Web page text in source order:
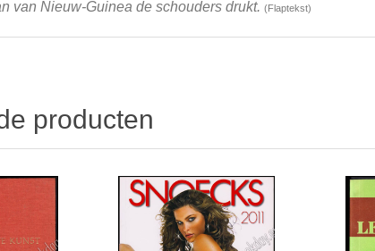
van Nieuw-Guinea de schouders drukt. (Flaptekst)
producten